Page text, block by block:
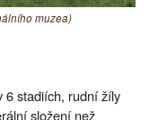
muzea)
6 stadiích, rudní žíly
složení než